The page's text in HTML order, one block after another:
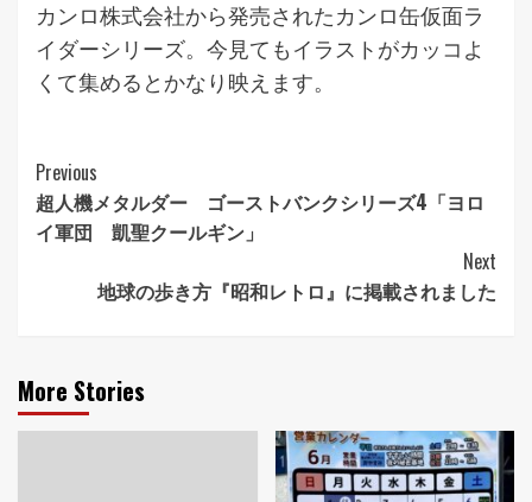
カンロ株式会社から発売されたカンロ缶仮面ラ
イダーシリーズ。今見てもイラストがカッコよ
くて集めるとかなり映えます。
Continue
Reading
Previous
超人機メタルダー ゴーストバンクシリーズ4「ヨロ
イ軍団 凱聖クールギン」
Next
地球の歩き方『昭和レトロ』に掲載されました
More Stories